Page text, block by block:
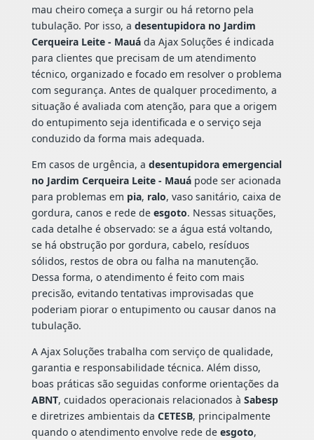
mau cheiro começa a surgir ou há retorno pela
tubulação. Por isso, a desentupidora no Jardim
Cerqueira Leite - Mauáda Ajax Soluções é indicada
para clientes que precisam de um atendimento
técnico, organizado e focado em resolver o problema
com segurança. Antes de qualquer procedimento, a
situação é avaliada com atenção, para que a origem
do entupimento seja identificada e o serviço seja
conduzido da forma mais adequada.
Em casos de urgência, a desentupidora emergencial
no Jardim Cerqueira Leite - Mauápode ser acionada
para problemas em pia, ralo, vaso sanitário, caixa de
gordura, canos e rede de esgoto. Nessas situações,
cada detalhe é observado: se a água está voltando,
se há obstrução por gordura, cabelo, resíduos
sólidos, restos de obra ou falha na manutenção.
Dessa forma, o atendimento é feito com mais
precisão, evitando tentativas improvisadas que
poderiam piorar o entupimento ou causar danos na
tubulação.
A Ajax Soluções trabalha com serviço de qualidade,
garantia e responsabilidade técnica. Além disso,
boas práticas são seguidas conforme orientações da
ABNT, cuidados operacionais relacionados à Sabesp
e diretrizes ambientais da CETESB, principalmente
quando o atendimento envolve rede de esgoto,